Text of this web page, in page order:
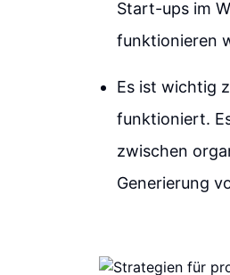
Start-ups im
funktionieren
Es ist wichtig
funktioniert.
zwischen
Generierung